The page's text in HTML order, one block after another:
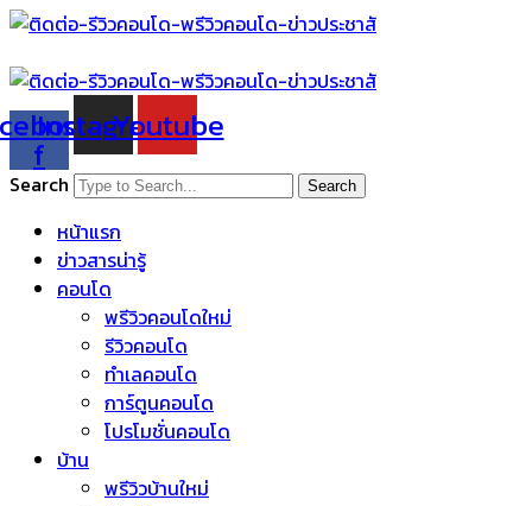
Skip
content
f
Instagram
Youtube
Search Search
หน้าแรก
ข่าวสารน่ารู้
คอนโด
พรีวิวคอนโดใหม่
รีวิวคอนโด
ทำเลคอนโด
การ์ตูนคอนโด
โปรโมชั่นคอนโด
บ้าน
พรีวิวบ้านใหม่